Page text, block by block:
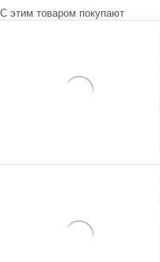
С этим товаром покупают